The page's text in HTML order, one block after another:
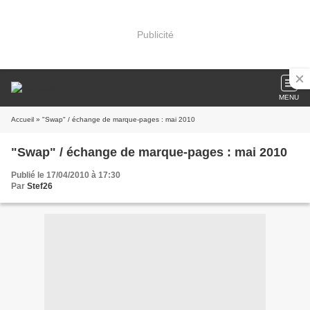
Publicité
MENU
Accueil » "Swap" / échange de marque-pages : mai 2010
"Swap" / échange de marque-pages : mai 2010
Publié le 17/04/2010 à 17:30
Par Stef26